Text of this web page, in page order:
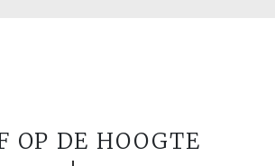
OP DE HOOGTE